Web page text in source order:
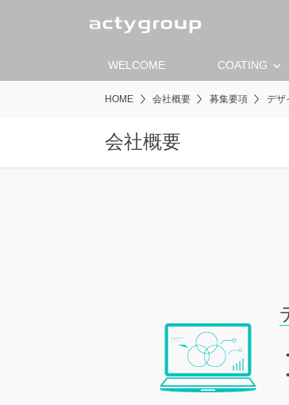
WELCOME COATING keyboard_arrow_down
HOME 会社概要 募集要項 デザ
会社概要